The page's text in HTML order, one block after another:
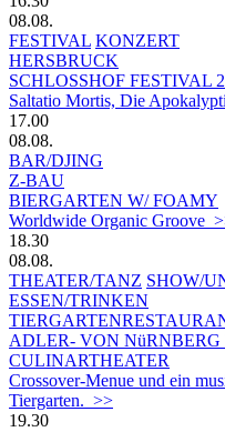
08.08.
FESTIVAL KONZERT
HERSBRUCK
SCHLOSSHOF FESTIVAL
Saltatio Mortis, Die
17.00
08.08.
BAR/DJING
Z-BAU
BIERGARTEN W/ FOAMY
Worldwide Organic Groove
18.30
08.08.
THEATER/TANZ SHOW/
ESSEN/TRINKEN
ADLER- VON
CULINARTHEATER
Crossover-Menue und ein
Tiergarten. >>
19.30